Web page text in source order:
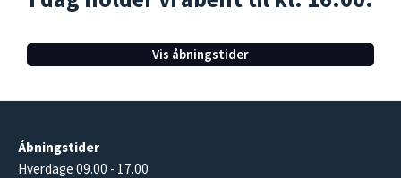
Vis åbningstider
Åbningstider
Hverdage 09.00 - 17.00